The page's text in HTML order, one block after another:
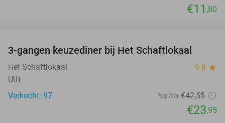
€11 ,80
3-gangen keuzediner bij Het Schaftlokaal
Het Schaftlokaal 9.8 star
Ulft
Verkocht: 97
Regulier €42,55
€23,95